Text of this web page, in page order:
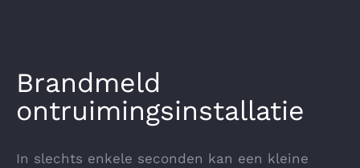
Brandmeld
ontruimingsinstallatie
In slechts enkele seconden kan een kleine